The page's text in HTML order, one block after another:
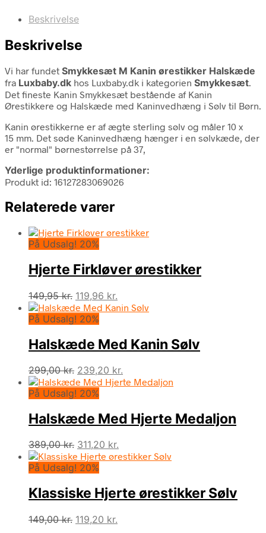
Beskrivelse
Beskrivelse
Vi har fundet Smykkesæt M Kanin ørestikker Halskæde
fra Luxbaby.dk hos Luxbaby.dk i kategorien Smykkesæt.
Det fineste Kanin Smykkesæt bestående af Kanin
Ørestikkere og Halskæde med Kaninvedhæng i Sølv til Børn.
Kanin ørestikkerne er af ægte sterling sølv og måler 10 x
15 mm. Det søde Kaninvedhæng hænger i en sølvkæde, der
er "normal" børnestørrelse på 37,
Yderlige produktinformationer:
Produkt id: 16127283069026
Relaterede varer
På Udsalg! 20%
Hjerte Firkløver ørestikker
149,95kr. Den
oprindelige
pris
149,95 kr..
119,96 kr.
aktuelle
119,96 kr..
På Udsalg! 20%
Halskæde Med Kanin Sølv
299,00kr. Den
oprindelige
pris
299,00 kr..
239,20 kr.
aktuelle
239,20 kr..
På Udsalg! 20%
Halskæde Med Hjerte Medaljon
389,00kr. Den
oprindelige
pris
389,00 kr..
311,20 kr.
aktuelle
311,20 kr..
På Udsalg! 20%
Klassiske Hjerte ørestikker Sølv
149,00kr. Den
119,20 kr.